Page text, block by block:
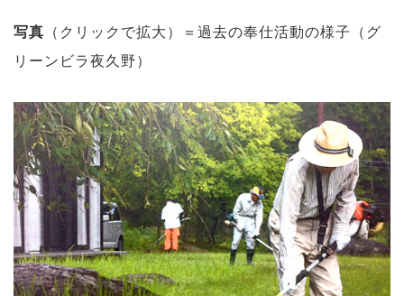
写真 （クリックで拡大）＝過去の奉仕活動の様子（グ
リーンビラ夜久野）